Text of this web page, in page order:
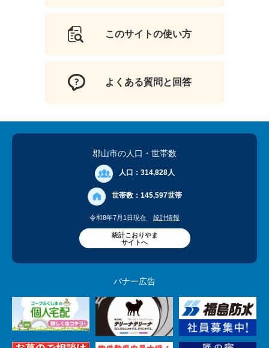
このサイトの使い方
よくある質問と回答
郡山市の人口 ・世帯数
人口： 314,828人
世帯数： 145,597世帯
令和8年7月1日現在 統計情報
統計こおりやま
サイトへ
バナー広告